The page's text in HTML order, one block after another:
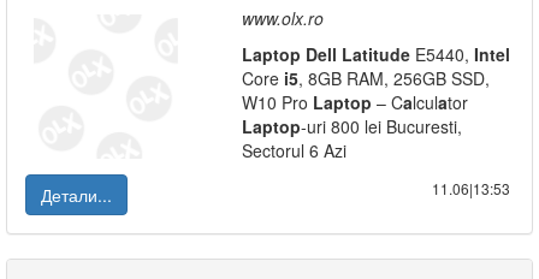
www.olx.ro
Laptop Dell Latitude E5440, Intel
Core i5, 8GB RAM, 256GB SSD,
W10 Pro Laptop – Calculator
Laptop-uri 800 lei Bucuresti,
Sectorul 6 Azi
Детали...
11.06|13:53